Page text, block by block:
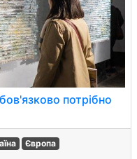
потрібно
Європа